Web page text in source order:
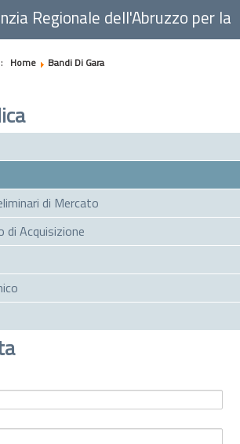
Regionale dell'Abruzzo per la
Committenza
Home Bandi Di Gara
di Mercato
di Acquisizione